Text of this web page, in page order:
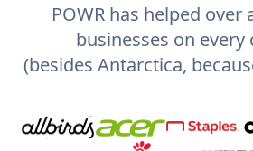
POWR has helped over
businesses on
(besides Antarctica,